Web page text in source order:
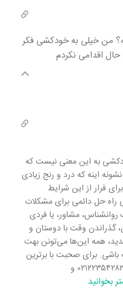
من خیلی به خودکشی فکر
اقدامی نکردم
به این معنی نیست که
اینه که درد و رنج زیادی
فرار از این شرایط
حل دائمی برای مشکلات
مشاور، یا فردی
گذراندن وقت با دوستان و
همه این‌ها می‌تونن بهت
برای صحبت با برترین
مشاوران می توانید با شماره های ۰۲۱۲۲۳۵۴۲۸۲ و
بخوانید